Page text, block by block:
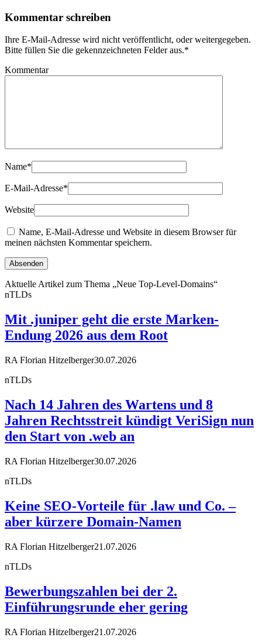
Kommentar schreiben
Ihre E-Mail-Adresse wird nicht veröffentlicht, oder weitergegeben.
Bitte füllen Sie die gekennzeichneten Felder aus.*
Kommentar
Name*
E-Mail-Adresse*
Website
Name, E-Mail-Adresse und Website in diesem Browser für
meinen nächsten Kommentar speichern.
Aktuelle Artikel zum Thema „Neue Top-Level-Domains“
nTLDs
Mit .juniper geht die erste Marken-
Endung 2026 aus dem Root
RA Florian Hitzelberger30.07.2026
nTLDs
Nach 14 Jahren des Wartens und 8
Jahren Rechtsstreit kündigt VeriSign nun
den Start von .web an
RA Florian Hitzelberger30.07.2026
nTLDs
Keine SEO-Vorteile für .law und Co. –
aber kürzere Domain-Namen
RA Florian Hitzelberger21.07.2026
nTLDs
Bewerbungszahlen bei der 2.
Einführungsrunde eher gering
RA Florian Hitzelberger21.07.2026